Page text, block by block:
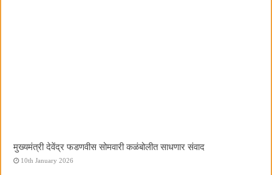
मुख्यमंत्री देवेंद्र फडणवीस सोमवारी कळंबोलीत साधणार संवाद
10th January 2026